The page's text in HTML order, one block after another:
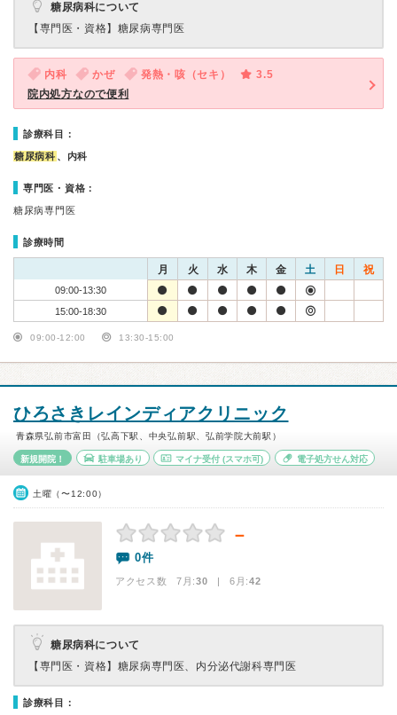
糖尿病科について
【専門医・資格】 糖尿病専門医
内科 かぜ 発熱・咳（セキ）
3.5
院内処方なので便利
診療科目：
糖尿病科 、内科
専門医・資格：
糖尿病専門医
診療時間
月 火 水 木 金 土 日 祝
09:00-13:30
15:00-18:30
09:00-12:00 13:30-15:00
ひろさきレインディアクリニック
青森県弘前市富田（弘高下駅、中央弘前駅、弘前学院大前駅）
新規開院！ 駐車場あり マイナ受付 (スマホ可) 電子処方せん対応
土曜（〜12:00）
－
0件
アクセス数 7月:30 | 6月:42
糖尿病科について
【専門医・資格】 糖尿病専門医、内分泌代謝科専門医
診療科目：